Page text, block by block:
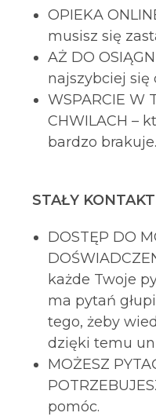
OPIEKA
musisz się
AŻ DO
najszybciej się
WSPARCIE W
CHWILACH –
bardzo brakuje.
STAŁY KONTAKT
DOSTĘP DO
każde Twoje
ma pytań
tego, żeby
dzięki temu
MOŻESZ
pomóc.